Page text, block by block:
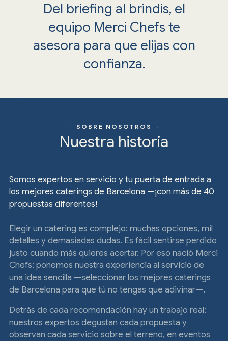
Del briefing al brindis, el
equipo Merci Chefs te
asesora para que elijas con
confianza.
· SOBRE NOSOTROS ·
Nuestra historia
Somos expertos en servicio y tu puerta de entrada a
los mejores caterings de Barcelona —¡con más de 40
propuestas diferentes!
Elegir un catering es complejo: muchas opciones, mil
detalles y demasiadas dudas. Es fácil sentirse perdido
justo cuando más quieres acertar. Por eso nació Merci
Chefs: ponemos nuestra experiencia al servicio de
una idea sencilla —seleccionar los mejores caterings
de Barcelona para que tú no tengas que adivinar—.
Detrás de cada recomendación hay un trabajo real:
nuestros expertos degustan cada propuesta y
observan cada servicio sobre el terreno, en eventos